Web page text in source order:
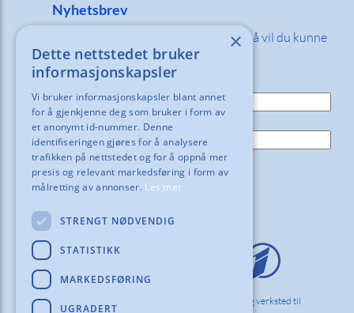
Nyhetsbrev
Fyll inn din e-post adresse nedenfor så vil du kunne
motta våre nyheter og tilbud!
Navn:
Vi hos Orderinvest Norlag innreder kontor, skole og verksted til
×
Dette nettstedet bruker
informasjonskapsler
Vi bruker informasjonskapsler blant annet
for å gjenkjenne deg som bruker i form av
et anonymt id-nummer. Denne
identifiseringen gjøres for å analysere
trafikken på nettstedet og for å oppnå mer
presis og relevant markedsføring i form av
målretting av annonser. Les mer
STRENGT NØDVENDIG
STATISTIKK
MARKEDSFØRING
UGRADERT